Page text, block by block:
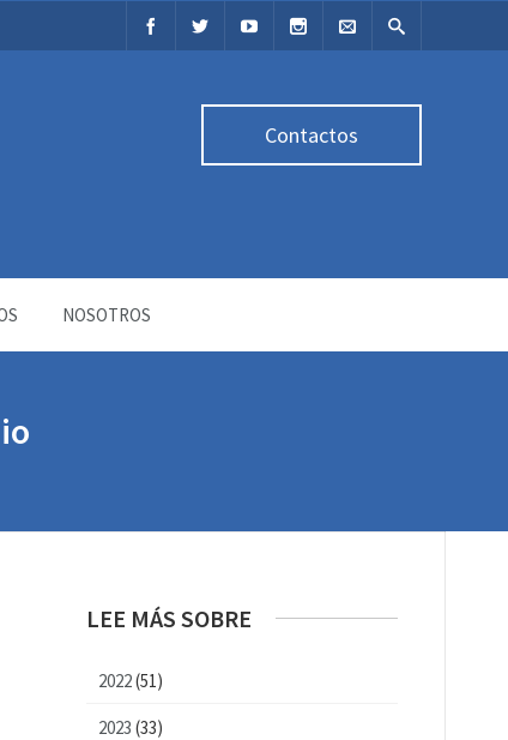
Contactos
NOSOTROS
LEE MÁS SOBRE
2022(51)
2023 (33)